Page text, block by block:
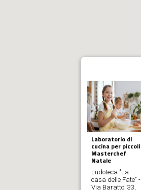
Laboratorio di
cucina per piccoli
Masterchef
Natale
Ludoteca "La
casa delle Fate" -
Via Baratto, 33,